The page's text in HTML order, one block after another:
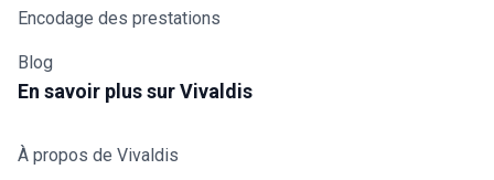
Encodage des prestations
Blog
En savoir plus sur Vivaldis
À propos de Vivaldis